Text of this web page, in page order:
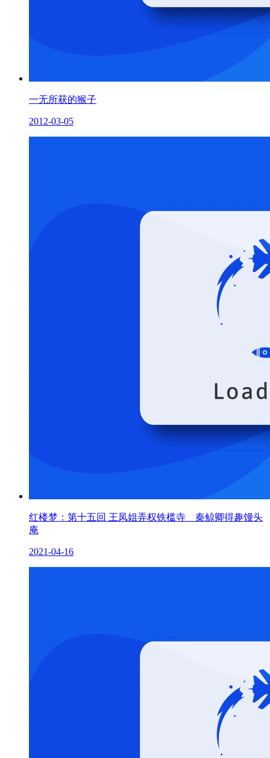
一无所获的猴子
2012-03-05
红楼梦：第十五回 王凤姐弄权铁槛寺 秦鲸卿得趣馒头
庵
2021-04-16